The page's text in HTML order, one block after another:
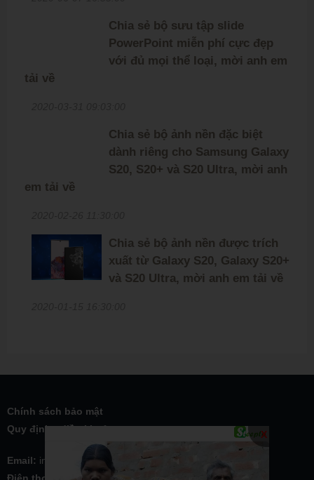
Chia sẻ bộ sưu tập slide
PowerPoint miễn phí cực đẹp
với đủ mọi thể loại, mời anh em
tải về
Chia sẻ bộ ảnh nền đặc biệt
dành riêng cho Samsung Galaxy
S20, S20+ và S20 Ultra, mời anh
em tải về
Chia sẻ bộ ảnh nền được trích
xuất từ Galaxy S20, Galaxy S20+
và S20 Ultra, mời anh em tải về
Chính sách bảo mật
Quy định - điều khoản
Email: inmylove2013@hotmail.com
X